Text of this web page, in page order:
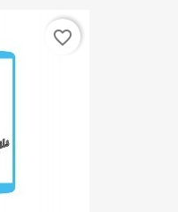
favorite_border